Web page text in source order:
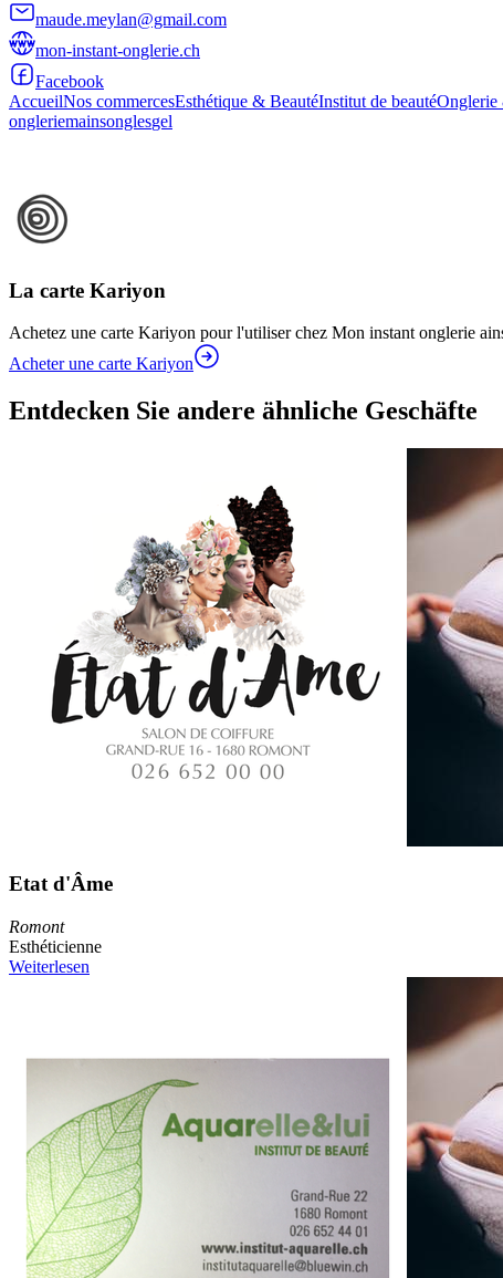
maude.meylan@gmail.com
mon-instant-onglerie.ch
Facebook
AccueilNos commercesEsthétique & BeautéInstitut de beautéOnglerie
ongleriemainsonglesgel
La carte Kariyon
Achetez une carte Kariyon pour l'utiliser chez Mon instant onglerie
Acheter une carte Kariyon
Entdecken Sie andere ähnliche Geschäfte
Etat d'Âme
Romont
Esthéticienne
Weiterlesen